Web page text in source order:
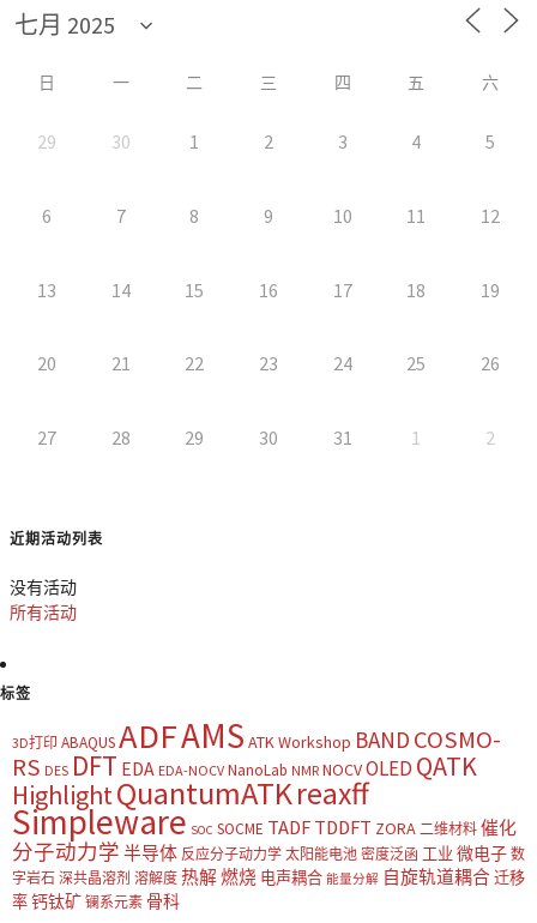
日 一 二 三 四 五 六
29 30 1 2 3 4 5
6 7 8 9 10 11 12
13 14 15 16 17 18 19
20 21 22 23 24 25 26
27 28 29 30 31 1 2
近期活动列表
没有活动
所有活动
标签
3D打印 ABAQUSADFAMS ATK Workshop BAND COSMO-
RS DES DFT EDA EDA-NOCV NanoLab NMR NOCVOLED QATK
HighlightQuantumATKreaxff
Simpleware SOC SOCME TADF TDDFT ZORA 二维材料 催化
分子动力学 半导体 反应分子动力学 太阳能电池 密度泛函 工业 微电子 数
字岩石 深共晶溶剂 溶解度 热解燃烧 电声耦合 能量分解 自旋轨道耦合迁移
率钙钛矿 镧系元素 骨科